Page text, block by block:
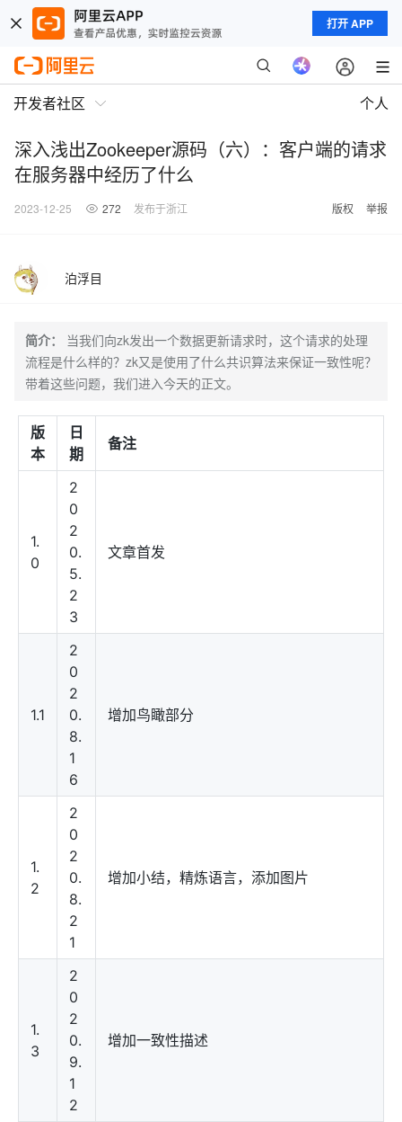
打开 APP
开发者社区 个人
深入浅出Zookeeper源码（六）：客户端的请求
在服务器中经历了什么
2023-12-25 272 发布于浙江 版权 举报
泊浮目
简介：
当我们向zk发出一个数据更新请求时，这个请求的处理
流程是什么样的？zk又是使用了什么共识算法来保证一致性呢？
带着这些问题，我们进入今天的正文。
版
本
日
期
备注
1.
0
2
0
2
0.
5.
2
3
文章首发
1.1
2
0
2
0.
8.
1
6
增加鸟瞰部分
1.
2
2
0
2
0.
8.
2
1
增加小结，精炼语言，添加图片
1.
3
2
0
2
0.
9.
1
2
增加一致性描述